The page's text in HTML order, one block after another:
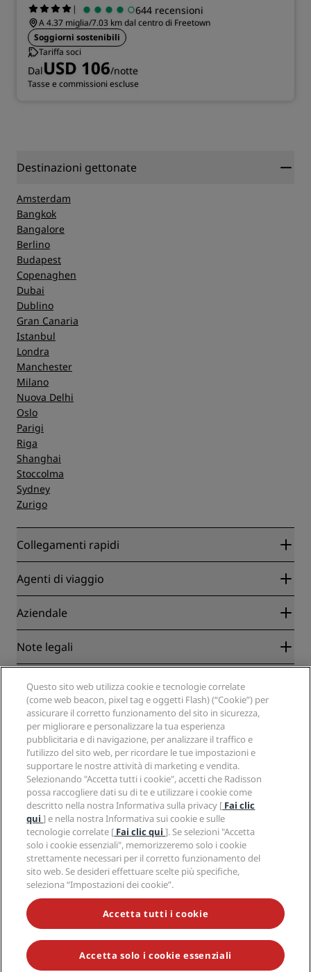
| 644 recensioni
A 4.37 miglia/7.03 km dal centro di Freetown
Soggiorni sostenibili
Tariffa soci
DalUSD 106/notte
Tasse e commissioni escluse
Destinazioni gettonate
Amsterdam
Bangkok
Bangalore
Berlino
Budapest
Copenaghen
Dubai
Dublino
Gran Canaria
Istanbul
Londra
Manchester
Milano
Nuova Delhi
Oslo
Parigi
Riga
Shanghai
Stoccolma
Sydney
Zurigo
Collegamenti rapidi
Radisson Rewards
Blog
Destinazioni
APP Radisson Hotels
Hotel Approvati per sport
Hotel per famiglie
Salute e sicurezza
Agenti di viaggio
Partner
Aziendale
Radisson Hotel Group
Opportunità di lavoro in PPHE
Opportunità di lavoro in EHL
The Club by RHG
Opportunità di sviluppo
Responsible Business
Approvvigionamento
Note legali
Note legali
Termini e condizioni di Radisson Rewards
Termini e condizioni di utilizzo del sito
Accessibilità digitale
Dichiarazione sulla schiavitù moderna
Aiuto
Avvisi per i consumatori
Contatti
Domande frequenti
Mappa del sito
Social media
Marchi Radisson Hotels
NON LASCIARTI SFUGGIRE LE NOSTRE OFFERTE MIGLIORI
Accessibilità
Impostazioni di accessibilità
© 2026 Radisson Hotel Group. Tutti i diritti riservati. RHG Radisson
Questo sito web utilizza cookie e tecnologie correlate
(come web beacon, pixel tag e oggetti Flash) (“Cookie”) per
assicurare il corretto funzionamento del sito in sicurezza,
per migliorare e personalizzare la tua esperienza
pubblicitaria e di navigazione, per analizzare il traffico e
l’utilizzo del sito web, per ricordare le tue impostazioni e
supportare le nostre attività di marketing e vendita.
Selezionando "Accetta tutti i cookie", accetti che Radisson
possa raccogliere dati su di te e utilizzare i cookie come
descritto nella nostra Informativa sulla privacy [ Fai clic
qui] e nella nostra Informativa sui cookie e sulle
tecnologie correlate [ Fai clic qui]. Se selezioni "Accetta
solo i cookie essenziali", memorizzeremo solo i cookie
strettamente necessari per il corretto funzionamento del
sito web. Se desideri effettuare scelte più specifiche,
seleziona “Impostazioni dei cookie”.
Accetta tutti i cookie
Accetta solo i cookie essenziali